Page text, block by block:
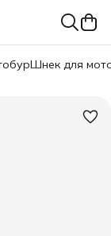
Шнек для